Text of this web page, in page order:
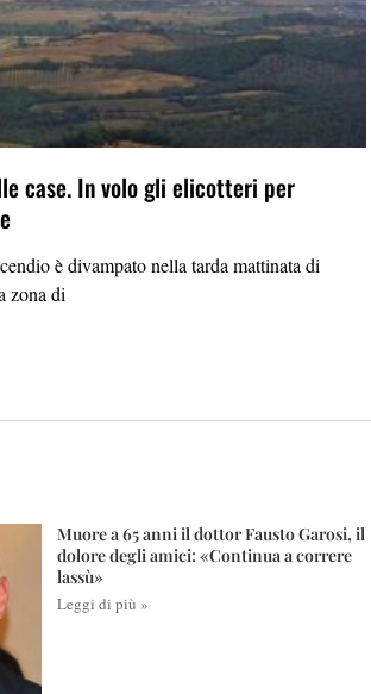
case. In volo gli elicotteri per
è divampato nella tarda mattinata di
zona di
Muore a 65 anni il dottor Fausto Garosi, il
dolore degli amici: «Continua a correre
lassù»
Leggi di più »